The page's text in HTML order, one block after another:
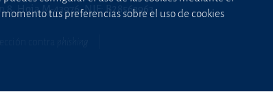
Hoja M-43976. NIF: B28563963
tus preferencias sobre el uso de cookies